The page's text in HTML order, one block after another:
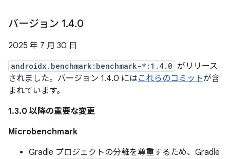
バージョン 1.4.0
2025 年 7 月 30 日
androidx.benchmark:benchmark-*:1.4.0 がリリース
されました。バージョン 1.4.0 にはこれらのコミットが含
まれています。
1.3.0 以降の重要な変更
Microbenchmark
Gradle プロジェクトの分離を尊重するため、Gradle